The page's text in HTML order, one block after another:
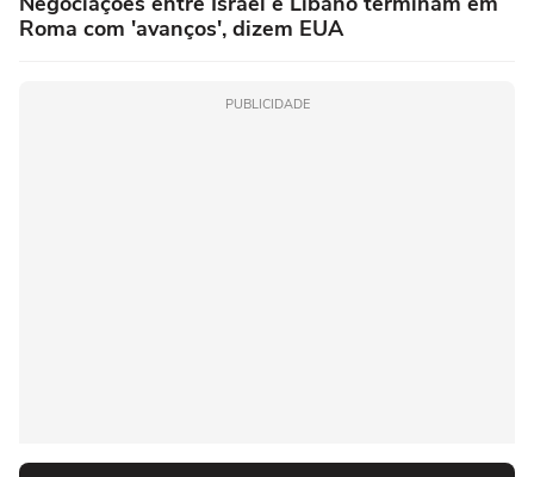
Roma com 'avanços', dizem EUA
PUBLICIDADE